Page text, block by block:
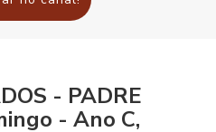
- PADRE
- Ano C,